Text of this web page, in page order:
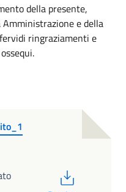
della presente,
Amministrazione e della
ringraziamenti e